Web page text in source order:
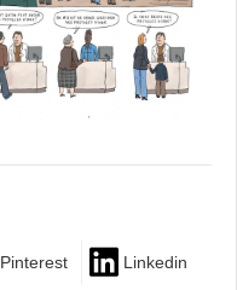
Pinterest Linkedin